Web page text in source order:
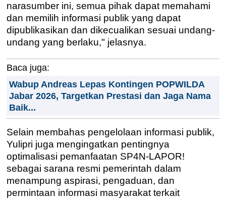
narasumber ini, semua pihak dapat memahami
dan memilih informasi publik yang dapat
dipublikasikan dan dikecualikan sesuai undang-
undang yang berlaku," jelasnya.
Baca juga:
Wabup Andreas Lepas Kontingen POPWILDA
Jabar 2026, Targetkan Prestasi dan Jaga Nama
Baik...
Selain membahas pengelolaan informasi publik,
Yulipri juga mengingatkan pentingnya
optimalisasi pemanfaatan SP4N-LAPOR!
sebagai sarana resmi pemerintah dalam
menampung aspirasi, pengaduan, dan
permintaan informasi masyarakat terkait